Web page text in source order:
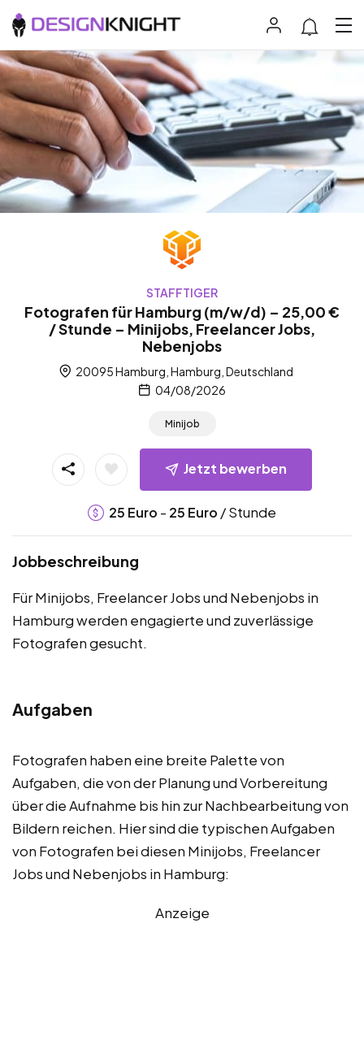
STAFFTIGER
Fotografen für Hamburg (m/w/d) – 25,00 €
/ Stunde – Minijobs, Freelancer Jobs,
Nebenjobs
20095 Hamburg, Hamburg, Deutschland
04/08/2026
Minijob
Jetzt bewerben
25 Euro - 25 Euro / Stunde
Jobbeschreibung
Für Minijobs, Freelancer Jobs und Nebenjobs in
Hamburg werden engagierte und zuverlässige
Fotografen gesucht.
Aufgaben
Fotografen haben eine breite Palette von
Aufgaben, die von der Planung und Vorbereitung
über die Aufnahme bis hin zur Nachbearbeitung von
Bildern reichen. Hier sind die typischen Aufgaben
von Fotografen bei diesen Minijobs, Freelancer
Jobs und Nebenjobs in Hamburg:
Anzeige